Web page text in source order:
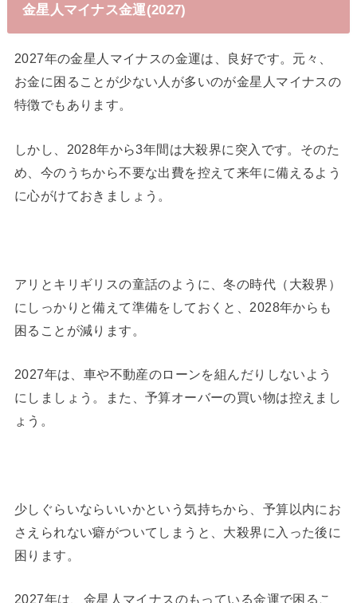
金星人マイナス金運(2027)
2027年の金星人マイナスの金運は、良好です。元々、
お金に困ることが少ない人が多いのが金星人マイナスの
特徴でもあります。
しかし、2028年から3年間は大殺界に突入です。そのた
め、今のうちから不要な出費を控えて来年に備えるよう
に心がけておきましょう。
アリとキリギリスの童話のように、冬の時代（大殺界）
にしっかりと備えて準備をしておくと、2028年からも
困ることが減ります。
2027年は、車や不動産のローンを組んだりしないよう
にしましょう。また、予算オーバーの買い物は控えまし
ょう。
少しぐらいならいいかという気持ちから、予算以内にお
さえられない癖がついてしまうと、大殺界に入った後に
困ります。
2027年は、金星人マイナスのもっている金運で困るこ